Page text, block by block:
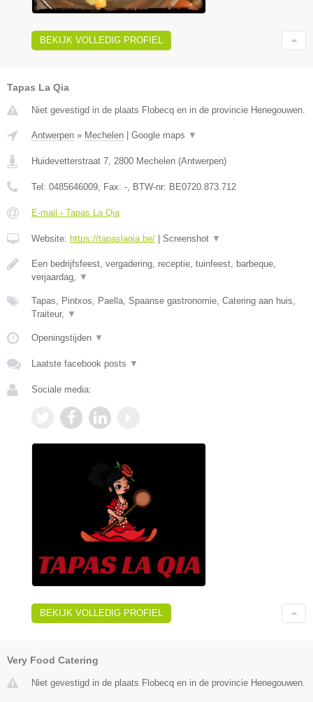
BEKIJK VOLLEDIG PROFIEL
Tapas La Qia
Niet gevestigd in de plaats Flobecq en in de provincie Henegouwen.
Antwerpen » Mechelen | Google maps ▼
Huidevetterstraat 7 2800 Mechelen (Antwerpen)
Tel: 0485646009 , Fax: - , BTW-nr: BE0720.873.712
E-mail › Tapas La Qia
Website: https://tapaslaqia.be/ | Screenshot ▼
Een bedrijfsfeest, vergadering, receptie, tuinfeest, barbeque,
verjaardag,
▼
Tapas, Pintxos, Paella, Spaanse gastronomie, Catering aan huis,
Traiteur,
▼
Openingstijden ▼
Laatste facebook posts ▼
Sociale media:
BEKIJK VOLLEDIG PROFIEL
Very Food Catering
Niet gevestigd in de plaats Flobecq en in de provincie Henegouwen.